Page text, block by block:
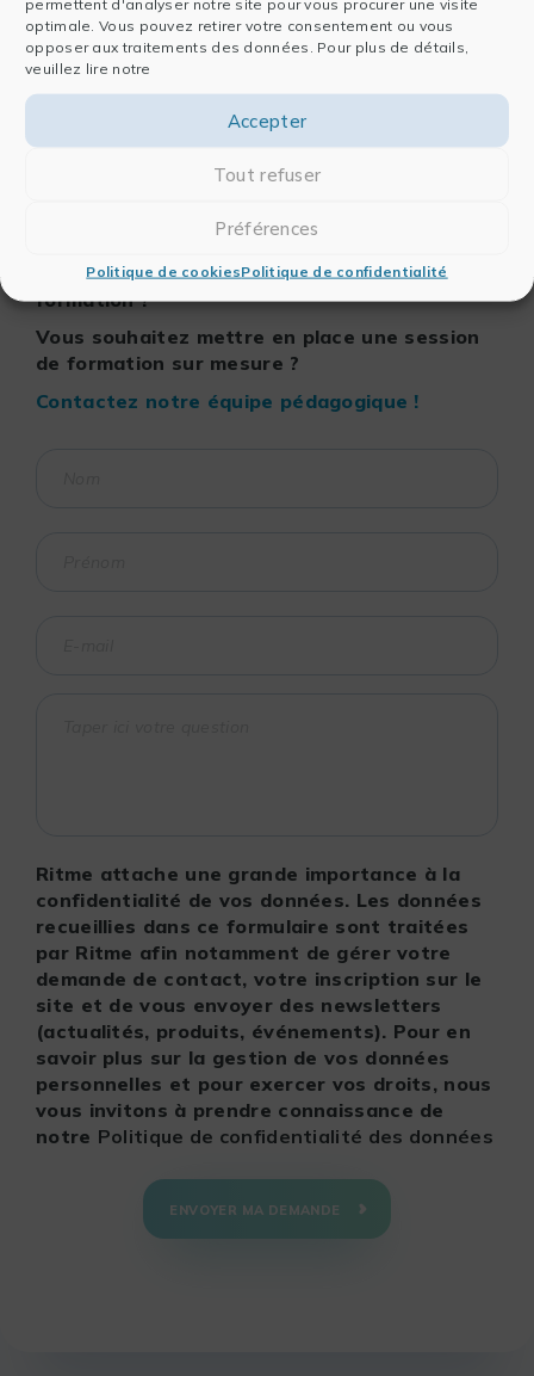
optimale. Vous pouvez retirer votre consentement ou vous
opposer aux traitements des données. Pour plus de détails,
veuillez lire notre
Accepter
Tout refuser
Préférences
Politique de cookiesPolitique de confidentialité
TÉLÉCHARGER LE PROGRAMME COMPLET
Vous recherchez des informations sur une
formation ?
Vous souhaitez mettre en place une session
de formation sur mesure ?
Contactez notre équipe pédagogique !
Ritme attache une grande importance à la
confidentialité de vos données. Les données
recueillies dans ce formulaire sont traitées
par Ritme afin notamment de gérer votre
demande de contact, votre inscription sur le
site et de vous envoyer des newsletters
(actualités, produits, événements). Pour en
savoir plus sur la gestion de vos données
personnelles et pour exercer vos droits, nous
vous invitons à prendre connaissance de
notre Politique de confidentialité des données
ENVOYER MA DEMANDE